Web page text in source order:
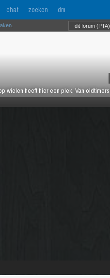
chat zoeken dm
wielen heeft hier een plek. Van